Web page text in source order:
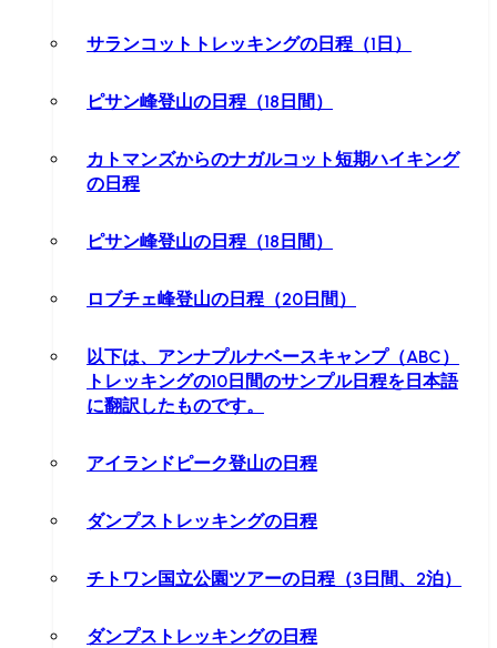
サランコットトレッキングの日程（1日）
ピサン峰登山の日程（18日間）
カトマンズからのナガルコット短期ハイキング
の日程
ピサン峰登山の日程（18日間）
ロブチェ峰登山の日程（20日間）
以下は、アンナプルナベースキャンプ（ABC）
トレッキングの10日間のサンプル日程を日本語
に翻訳したものです。
アイランドピーク登山の日程
ダンプストレッキングの日程
チトワン国立公園ツアーの日程（3日間、2泊）
ダンプストレッキングの日程